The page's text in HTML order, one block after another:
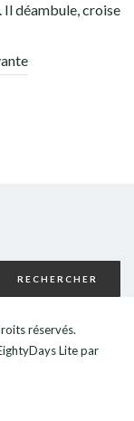
déambule, croise
RECHERCHER
réservés.
Litepar